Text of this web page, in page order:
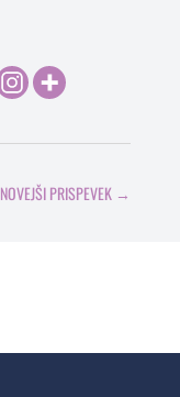
NOVEJŠI PRISPEVEK →